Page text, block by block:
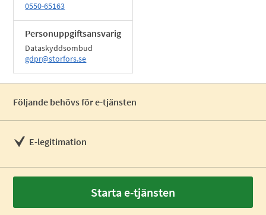
0550-65163
Personuppgiftsansvarig
Dataskyddsombud
gdpr@storfors.se
Följande behövs för e-tjänsten
E-legitimation
Starta e-tjänsten